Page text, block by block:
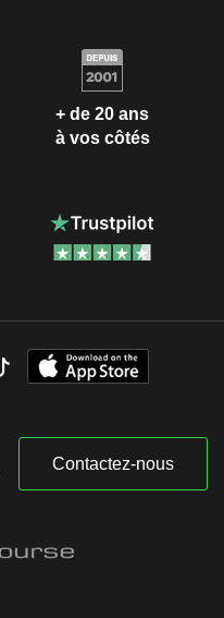
+ de 20 ans
à vos côtés
Contactez-nous